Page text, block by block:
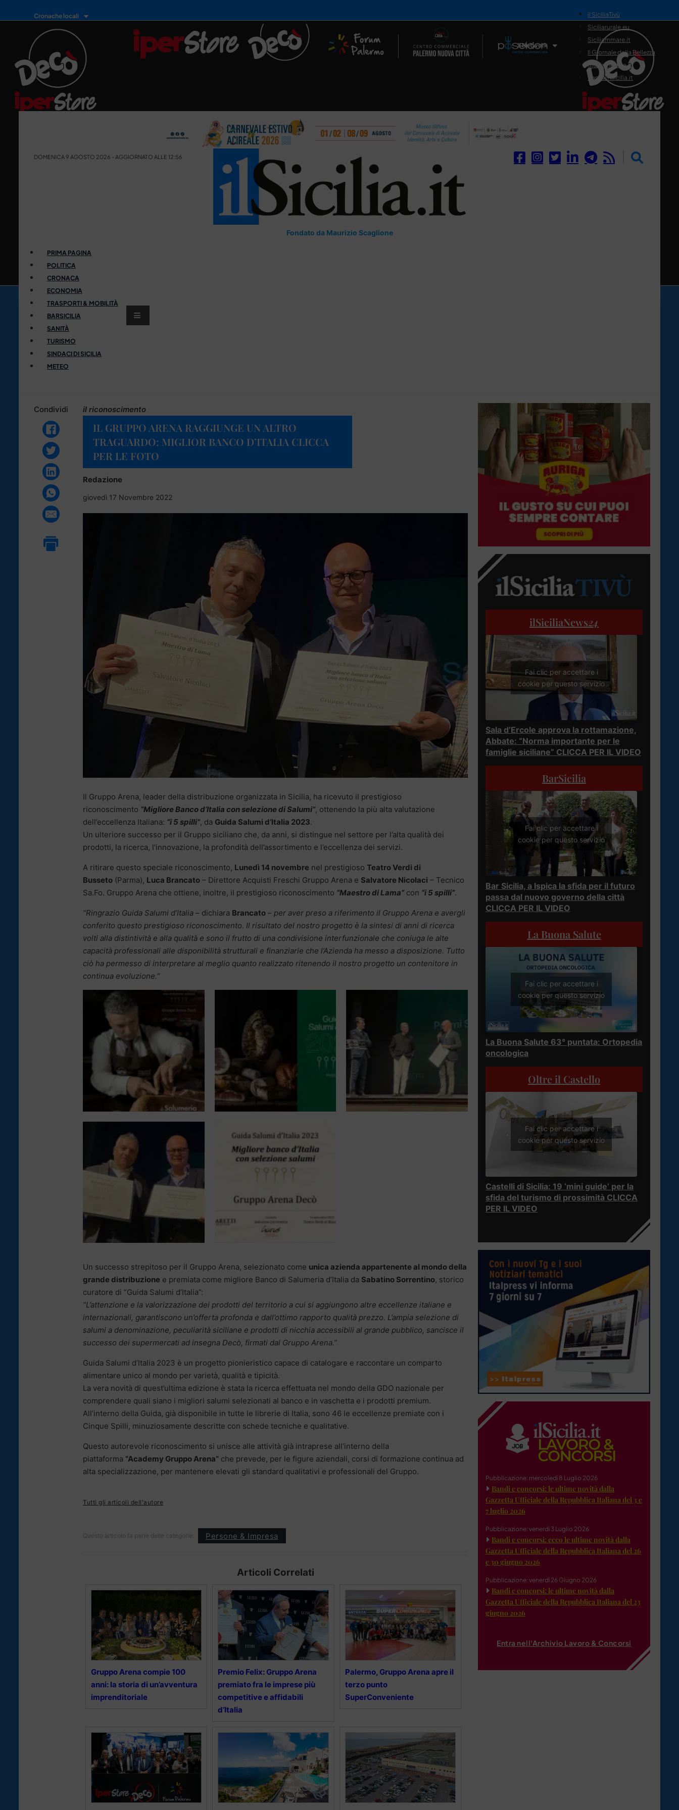
Cronache locali
Il Network
il SiciliaTivù
Siciliarurale.eu
Siciliammare.it
Il Giornale della Bellezza
Siciliamedica.it
Sanitainsicilia.it
DOMENICA 9 AGOSTO 2026 - AGGIORNATO ALLE 12:56
Fondato da Maurizio Scaglione
PRIMA PAGINA
POLITICA
CRONACA
ECONOMIA
TRASPORTI & MOBILITÀ
BARSICILIA
SANITÀ
TURISMO
SINDACI DI SICILIA
METEO
Condividi il riconoscimento
IL GRUPPO ARENA RAGGIUNGE UN ALTRO
TRAGUARDO: MIGLIOR BANCO D’ITALIA CLICCA
PER LE FOTO
Redazione
giovedì 17 Novembre 2022
Il Gruppo Arena, leader della distribuzione organizzata in Sicilia, ha ricevuto il prestigioso
riconoscimento “Migliore Banco d’Italia con selezione di Salumi”, ottenendo la più alta valutazione
dell’eccellenza Italiana: “i 5 spilli”, da Guida Salumi d’Italia 2023.
Un ulteriore successo per il Gruppo siciliano che, da anni, si distingue nel settore per l’alta qualità dei
prodotti, la ricerca, l’innovazione, la profondità dell’assortimento e l’eccellenza dei servizi.
A ritirare questo speciale riconoscimento, Lunedì 14 novembre nel prestigioso Teatro Verdi di
Busseto (Parma), Luca Brancato – Direttore Acquisti Freschi Gruppo Arena e Salvatore Nicolaci – Tecnico
Sa.Fo. Gruppo Arena che ottiene, inoltre, il prestigioso riconoscimento “Maestro di Lama”con “i 5 spilli”.
“Ringrazio Guida Salumi d’Italia – dichiara Brancato – per aver preso a riferimento il Gruppo Arena e avergli
conferito questo prestigioso riconoscimento. Il risultato del nostro progetto è la sintesi di anni di ricerca
volti alla distintività e alla qualità e sono il frutto di una condivisione interfunzionale che coniuga le alte
capacità professionali alle disponibilità strutturali e finanziarie che l’Azienda ha messo a disposizione. Tutto
ciò ha permesso di interpretare al meglio quanto realizzato ritenendo il nostro progetto un contenitore in
continua evoluzione.“
Un successo strepitoso per il Gruppo Arena, selezionato come unica azienda appartenente al mondo della
grande distribuzione e premiata come migliore Banco di Salumeria d’Italia da Sabatino Sorrentino, storico
curatore di “Guida Salumi d’Italia”:
“L’attenzione e la valorizzazione dei prodotti del territorio a cui si aggiungono altre eccellenze italiane e
internazionali, garantiscono un’offerta profonda e dall’ottimo rapporto qualità prezzo. L’ampia selezione di
salumi a denominazione, peculiarità siciliane e prodotti di nicchia accessibili al grande pubblico, sancisce il
successo dei supermercati ad insegna Decò, firmati dal Gruppo Arena.”
Guida Salumi d’Italia 2023 è un progetto pionieristico capace di catalogare e raccontare un comparto
alimentare unico al mondo per varietà, qualità e tipicità.
La vera novità di quest’ultima edizione è stata la ricerca effettuata nel mondo della GDO nazionale per
comprendere quali siano i migliori salumi selezionati al banco e in vaschetta e i prodotti premium.
All’interno della Guida, già disponibile in tutte le librerie di Italia, sono 46 le eccellenze premiate con i
Cinque Spilli, minuziosamente descritte con schede tecniche e qualitative.
Questo autorevole riconoscimento si unisce alle attività già intraprese all’interno della
piattaforma “Academy Gruppo Arena” che prevede, per le figure aziendali, corsi di formazione continua ad
alta specializzazione, per mantenere elevati gli standard qualitativi e professionali del Gruppo.
Tutti gli articoli dell'autore
Questo articolo fa parte delle categorie: Persone & Impresa
Articoli Correlati
Gruppo Arena compie 100
anni: la storia di un’avventura
imprenditoriale
Premio Felix: Gruppo Arena
premiato fra le imprese più
competitive e affidabili
d’Italia
Palermo, Gruppo Arena apre il
terzo punto
SuperConveniente
ilSiciliaNews24
Fai clic per accettare i
cookie per questo servizio
Sala d’Ercole approva la rottamazione,
Abbate: “Norma importante per le
famiglie siciliane” CLICCA PER IL VIDEO
BarSicilia
Fai clic per accettare i
cookie per questo servizio
Bar Sicilia, a Ispica la sfida per il futuro
passa dal nuovo governo della città
CLICCA PER IL VIDEO
La Buona Salute
Fai clic per accettare i
cookie per questo servizio
La Buona Salute 63° puntata: Ortopedia
oncologica
Oltre il Castello
Fai clic per accettare i
cookie per questo servizio
Castelli di Sicilia: 19 ‘mini guide’ per la
sfida del turismo di prossimità CLICCA
PER IL VIDEO
Pubblicazione: mercoledì 8 Luglio 2026
Bandi e concorsi: le ultime novità dalla
Gazzetta Ufficiale della Repubblica Italiana del 3 e
7 luglio 2026
Pubblicazione: venerdì 3 Luglio 2026
Bandi e concorsi: ecco le ultime novità dalla
Gazzetta Ufficiale della Repubblica Italiana del 26
e 30 giugno 2026
Pubblicazione: venerdì 26 Giugno 2026
Bandi e concorsi: le ultime novità dalla
Gazzetta Ufficiale della Repubblica Italiana del 23
giugno 2026
Entra nell'Archivio Lavoro & Concorsi